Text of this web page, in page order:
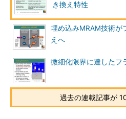
き換え特性
埋め込みMRAM技術が
えへ
微細化限界に達したフ
過去の連載記事が